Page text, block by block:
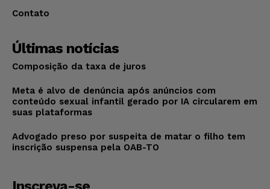
Contato
Últimas notícias
Composição da taxa de juros
Meta é alvo de denúncia após anúncios com
conteúdo sexual infantil gerado por IA circularem em
suas plataformas
Advogado preso por suspeita de matar o filho tem
inscrição suspensa pela OAB-TO